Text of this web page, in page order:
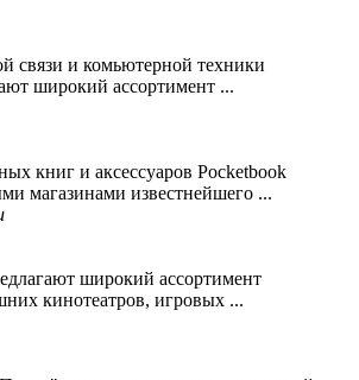
связи и комьютерной техники
широкий ассортимент ...
книг и аксессуаров Pocketbook
магазинами известнейшего ...
широкий ассортимент
кинотеатров, игровых ...